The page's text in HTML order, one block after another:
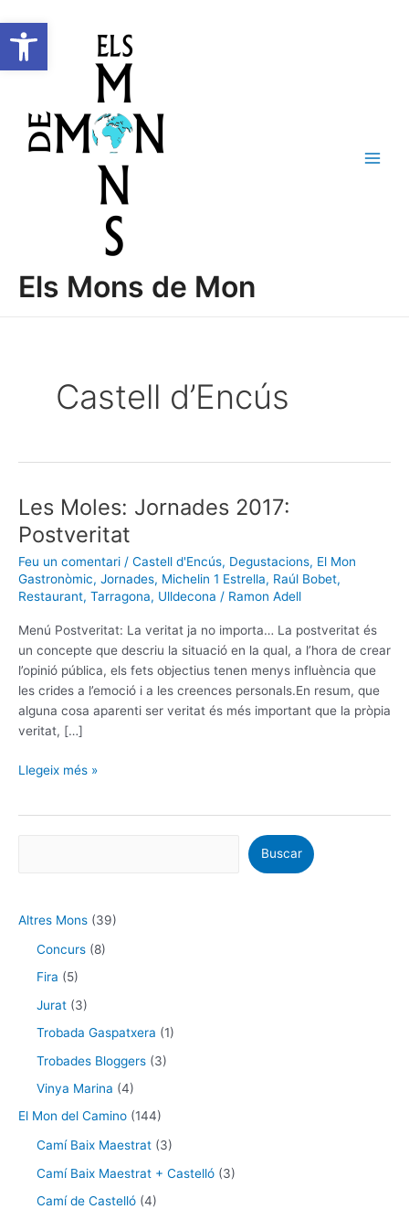
Obre la barra d'eines
contingut
Els Mons de Mon
Castell d’Encús
Les Moles: Jornades 2017:
Postveritat
Feu un comentari / Castell d'Encús, Degustacions, El Mon
Gastronòmic, Jornades, Michelin 1 Estrella, Raúl Bobet,
Restaurant, Tarragona, Ulldecona / Ramon Adell
Menú Postveritat: La veritat ja no importa… La postveritat és
un concepte que descriu la situació en la qual, a l’hora de crear
l’opinió pública, els fets objectius tenen menys influència que
les crides a l’emoció i a les creences personals.En resum, que
alguna cosa aparenti ser veritat és més important que la pròpia
veritat, […]
Les
Moles:
Jornades
2017:
Postveritat
Llegeix més »
e
r
Buscar
Altres Mons (39)
Concurs (8)
Fira (5)
Jurat (3)
Trobada Gaspatxera (1)
Trobades Bloggers (3)
Vinya Marina (4)
El Mon del Camino (144)
Camí Baix Maestrat (3)
Camí Baix Maestrat + Castelló (3)
Camí de Castelló (4)